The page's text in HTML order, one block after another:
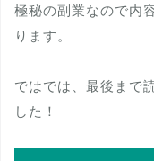
極秘の副業なので内
ります。
ではでは、最後まで
した！